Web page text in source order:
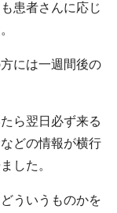
患者さんに応じ
には一週間後の
ら翌日必ず来る
どの情報が横行
した。
ういうものかを